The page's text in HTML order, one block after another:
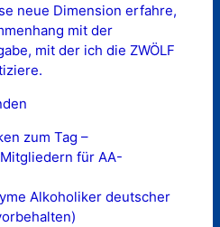
neue Dimension erfahre,
mit der
mit der ich die ZWÖLF
zum Tag –
für AA-
Alkoholiker deutscher